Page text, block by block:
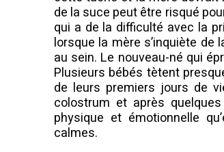
de la suce peut être risqué
qui a de la difficulté avec la
lorsque la mère s’inquiète de
au sein. Le nouveau-né qui
Plusieurs bébés tètent
de leurs premiers jours de
colostrum et après
physique et émotionnelle
calmes.